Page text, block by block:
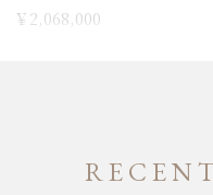
￥2,068,000